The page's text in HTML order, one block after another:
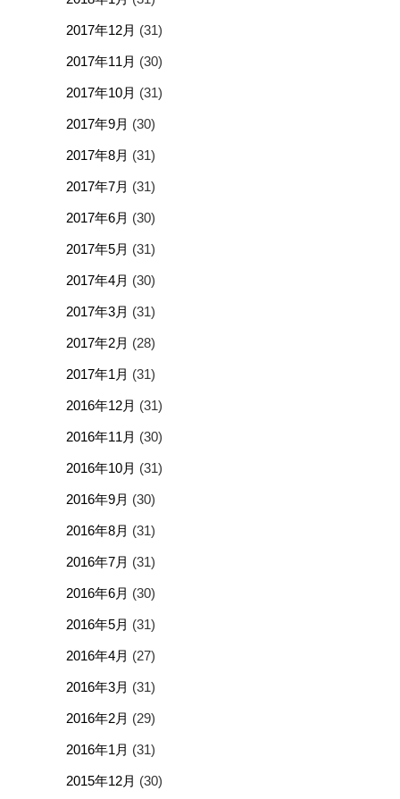
2017年12月 (31)
2017年11月 (30)
2017年10月 (31)
2017年9月 (30)
2017年8月 (31)
2017年7月 (31)
2017年6月 (30)
2017年5月 (31)
2017年4月 (30)
2017年3月 (31)
2017年2月 (28)
2017年1月 (31)
2016年12月 (31)
2016年11月 (30)
2016年10月 (31)
2016年9月 (30)
2016年8月 (31)
2016年7月 (31)
2016年6月 (30)
2016年5月 (31)
2016年4月 (27)
2016年3月 (31)
2016年2月 (29)
2016年1月 (31)
2015年12月 (30)